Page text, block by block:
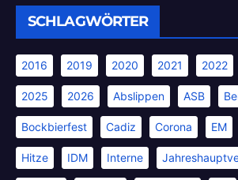
SCHLAGWÖRTER
2016 2019 2020 2021 2022
2025 2026 Abslippen ASB
Bockbierfest Cadiz Corona EM
Hitze IDM Interne